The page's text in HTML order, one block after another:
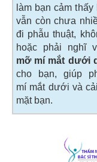
làm bạn cảm
vẫn còn chưa
đi phẫu thuật,
hoặc phải nghĩ
mỡ mí mắt dưới
cho bạn, giúp
mí mắt dưới và
mặt bạn.